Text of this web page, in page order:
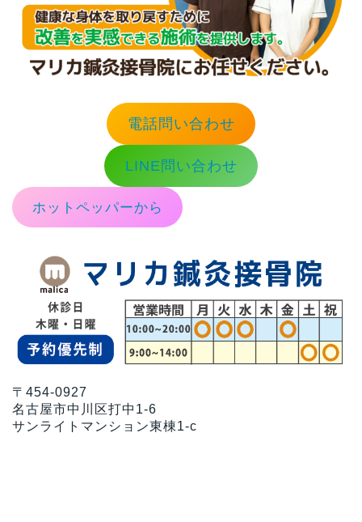
電話問い合わせ
LINE問い合わせ
ホットペッパーから
〒454-0927
名古屋市中川区打中1-6
サンライトマンション東棟1-c